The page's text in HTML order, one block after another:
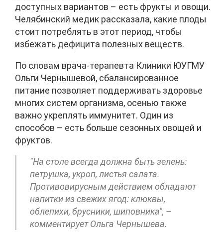
доступных вариантов – есть фрукты и овощи.
Челябинский медик рассказала, какие плоды
стоит потреблять в этот период, чтобы
избежать дефицита полезных веществ.
По словам врача-терапевта Клиники ЮУГМУ
Ольги Чернышевой, сбалансированное
питание позволяет поддерживать здоровье
многих систем организма, осенью также
важно укреплять иммунитет. Один из
способов – есть больше сезонных овощей и
фруктов.
"На столе всегда должна быть зелень:
петрушка, укроп, листья салата.
Противовирусным действием обладают
напитки из свежих ягод: клюквы,
облепихи, брусники, шиповника", –
комментирует Ольга Чернышева.